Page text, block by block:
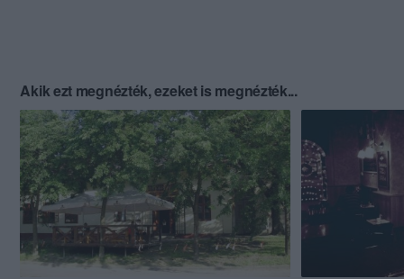
Akik ezt megnézték, ezeket is megnézték...